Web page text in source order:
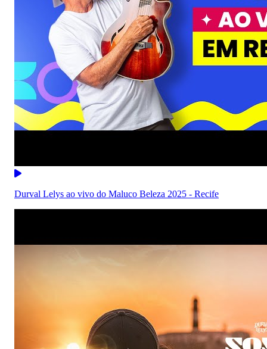
Durval Lelys ao vivo do Maluco Beleza 2025 - Recife